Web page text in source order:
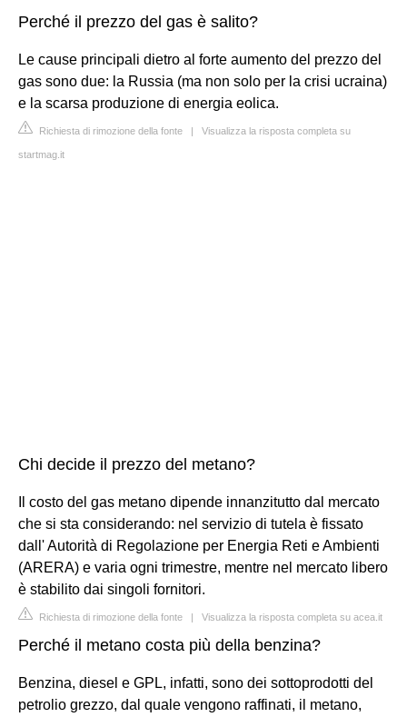
Perché il prezzo del gas è salito?
Le cause principali dietro al forte aumento del prezzo del
gas sono due: la Russia (ma non solo per la crisi ucraina)
e la scarsa produzione di energia eolica.
Richiesta di rimozione della fonte | Visualizza la risposta completa su
startmag.it
Chi decide il prezzo del metano?
Il costo del gas metano dipende innanzitutto dal mercato
che si sta considerando: nel servizio di tutela è fissato
dall' Autorità di Regolazione per Energia Reti e Ambienti
(ARERA) e varia ogni trimestre, mentre nel mercato libero
è stabilito dai singoli fornitori.
Richiesta di rimozione della fonte | Visualizza la risposta completa su acea.it
Perché il metano costa più della benzina?
Benzina, diesel e GPL, infatti, sono dei sottoprodotti del
petrolio grezzo, dal quale vengono raffinati, il metano,